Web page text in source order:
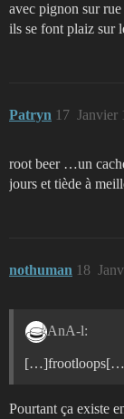
avec pignon sur
ils se font plaiz sur
Patryn Janvier
17
root beer …un
jours et tiède à
nothuman 18
AnA-l:
Pourtant ça existe